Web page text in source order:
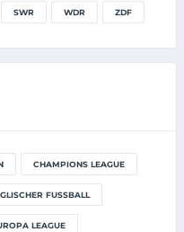
SWR WDR ZDF
CHAMPIONS LEAGUE
FUSSBALL
LEAGUE